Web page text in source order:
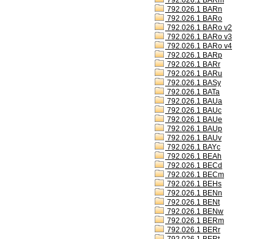
792.026.1 BARn
792.026.1 BARo
792.026.1 BARo v2
792.026.1 BARo v3
792.026.1 BARo v4
792.026.1 BARp
792.026.1 BARr
792.026.1 BARu
792.026.1 BASy
792.026.1 BATa
792.026.1 BAUa
792.026.1 BAUc
792.026.1 BAUe
792.026.1 BAUp
792.026.1 BAUv
792.026.1 BAYc
792.026.1 BEAh
792.026.1 BECd
792.026.1 BECm
792.026.1 BEHs
792.026.1 BENn
792.026.1 BENt
792.026.1 BENw
792.026.1 BERm
792.026.1 BERr